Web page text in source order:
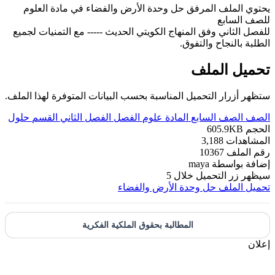
يحتوي الملف المرفق حل وحدة الأرض والفضاء في مادة العلوم
للصف السابع
للفصل الثاني وفق المنهاج الكويتي الحديث ----- مع التمنيات لجميع
الطلبة بالنجاح والتفوق.
تحميل الملف
ستظهر أزرار التحميل المناسبة بحسب البيانات المتوفرة لهذا الملف.
الصف الصف السابع المادة علوم الفصل الفصل الثاني القسم حلول
الحجم 605.9KB
المشاهدات 3,188
رقم الملف 10367
إضافة بواسطة maya
سيظهر زر التحميل خلال 5
تحميل الملف حل وحدة الأرض والفضاء
المطالبة بحقوق الملكية الفكرية
إعلان